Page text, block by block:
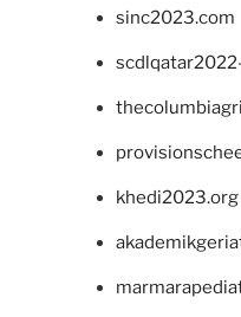
sinc2023.com
khedi2023.org